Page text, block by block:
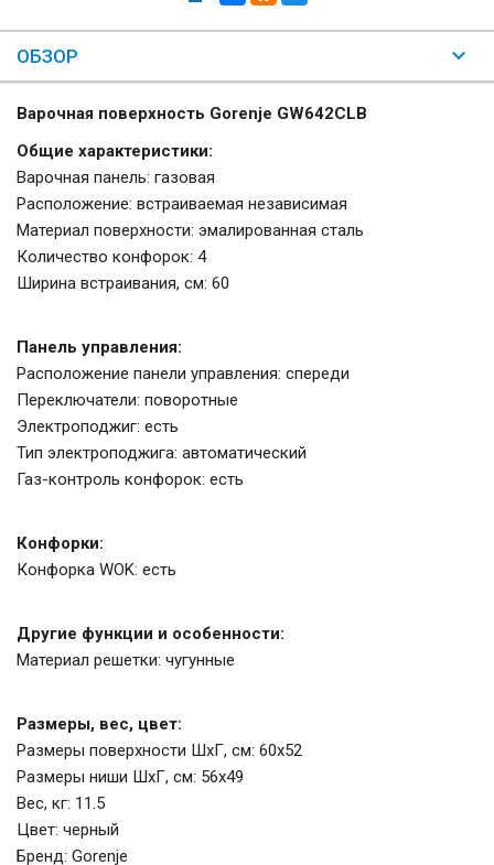
ОБЗОР
Варочная поверхность Gorenje GW642CLB
Общие характеристики:
Варочная панель: газовая
Расположение: встраиваемая независимая
Материал поверхности: эмалированная сталь
Количество конфорок: 4
Ширина встраивания, см: 60
Панель управления:
Расположение панели управления: спереди
Переключатели: поворотные
Электроподжиг: есть
Тип электроподжига: автоматический
Газ-контроль конфорок: есть
Конфорки:
Конфорка WOK: есть
Другие функции и особенности:
Материал решетки: чугунные
Размеры, вес, цвет:
Размеры поверхности ШхГ, см: 60х52
Размеры ниши ШхГ, см: 56х49
Вес, кг: 11.5
Цвет: черный
Бренд: Gorenje